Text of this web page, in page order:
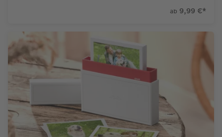
ab 9,99 €*